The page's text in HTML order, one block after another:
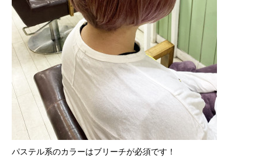
パステル系のカラーはブリーチが必須です！